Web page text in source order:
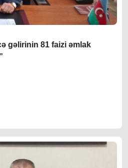
gəlirinin 81 faizi əmlak